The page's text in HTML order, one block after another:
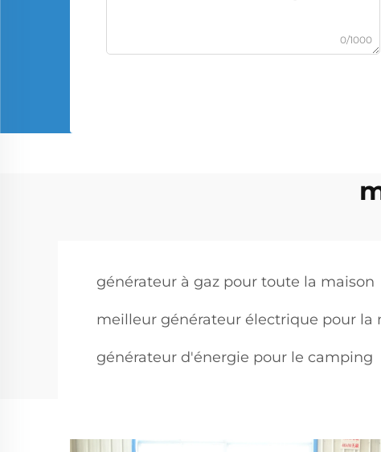
0/1000
générateur à gaz pour toute la maison
meilleur générateur électrique pour la
générateur d'énergie pour le camping